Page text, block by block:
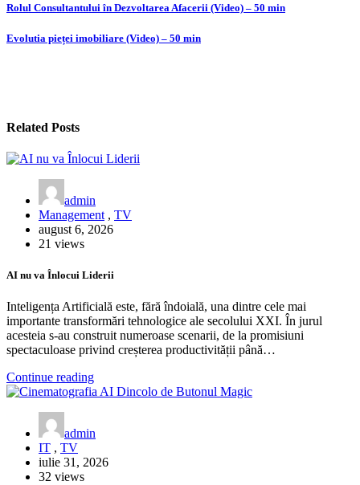
Navigare
în
Rolul Consultantului în Dezvoltarea Afacerii (Video) – 50 min
Evolutia pieței imobiliare (Video) – 50 min
Related Posts
admin
Management , TV
august 6, 2026
21 views
AI nu va Înlocui Liderii
Inteligența Artificială este, fără îndoială, una dintre cele mai
importante transformări tehnologice ale secolului XXI. În jurul
acesteia s-au construit numeroase scenarii, de la promisiuni
spectaculoase privind creșterea productivității până…
Continue reading
admin
IT , TV
iulie 31, 2026
32 views